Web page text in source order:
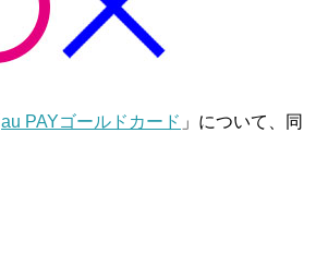
au PAYゴールドカード 」について、同